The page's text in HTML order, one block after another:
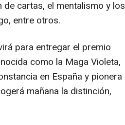
cartas, el mentalismo y los
entre otros.
para entregar el premio
como la Maga Violeta,
en España y pionera
mañana la distinción,